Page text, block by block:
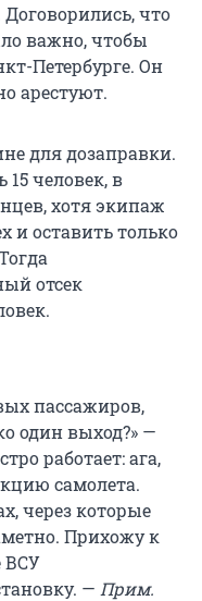
что
важно, чтобы
Петербурге. Он
арестуют.
для дозаправки.
15 человек, в
хотя экипаж
и оставить только
отсек
пассажиров,
один выход?» —
работает: ага,
самолета.
через которые
Прихожу к
ВСУ
— Прим.